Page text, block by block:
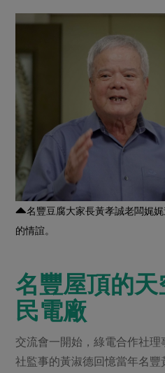
日用品
防災用品
優惠專區
素食專區
樂齡友善
養身食補
高麗菜海鮮煎餅
把最好的台灣味帶回家！
綠主張月刊
典藏閱覽室
最新消息
媒體報導
地區活動
社務會議
活動報下載
名豐豆腐大家長黃孝誠老闆娓
的情誼。
名豐屋頂的
民電廠
交流會一開始，綠電合作社
社監事的黃淑德回憶當年名